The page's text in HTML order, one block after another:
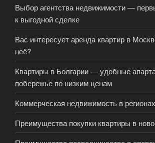
Выбор агентства недвижимости —
к выгодной сделке
Вас интересует аренда квартир в
неё?
Квартиры в Болгарии — удобные
побережье по низким ценам
Коммерческая недвижимость в
Преимущества покупки квартиры в